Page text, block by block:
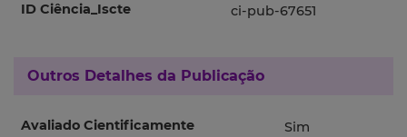
ID Ciência_Iscte ci-pub-67651
Outros Detalhes da Publicação
Avaliado Cientificamente Sim